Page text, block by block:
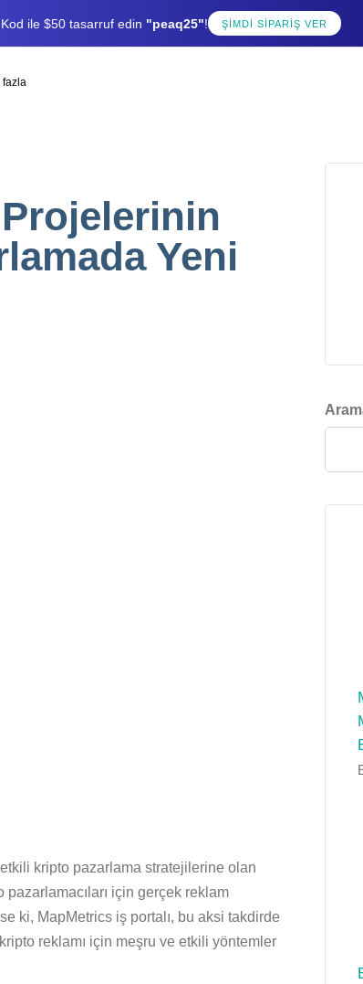
Kod ile $50 tasarruf edin "peaq25"! ŞIMDI SIPARIŞ VER
fazla
Yeni
kripto pazarlama stratejilerine olan
pazarlamacıları için gerçek reklam
ki, MapMetrics iş portalı, bu aksi takdirde
reklamı için meşru ve etkili yöntemler